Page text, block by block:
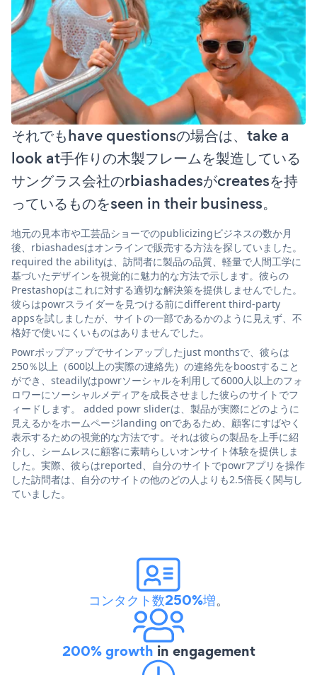
それでもhave questionsの場合は、take a
look at手作りの木製フレームを製造している
サングラス会社のrbiashadesがcreatesを持
っているものをseen in their business。
地元の見本市や工芸品ショーでのpublicizingビジネスの数か月
後、rbiashadesはオンラインで販売する方法を探していました。
required the abilityは、訪問者に製品の品質、軽量で人間工学に
基づいたデザインを視覚的に魅力的な方法で示します。彼らの
Prestashopはこれに対する適切な解決策を提供しませんでした。
彼らはpowrスライダーを見つける前にdifferent third-party
appsを試しましたが、サイトの一部であるかのように見えず、不
格好で使いにくいものはありませんでした。
Powrポップアップでサインアップしたjust monthsで、彼らは
250％以上（600以上の実際の連絡先）の連絡先をboostすること
ができ、steadilyはpowrソーシャルを利用して6000人以上のフォ
ロワーにソーシャルメディアを成長させました彼らのサイトでフ
ィードします。 added powr sliderは、製品が実際にどのように
見えるかをホームページlanding onであるため、顧客にすばやく
表示するための視覚的な方法です。それは彼らの製品を上手に紹
介し、シームレスに顧客に素晴らしいオンサイト体験を提供しま
した。実際、彼らはreported、自分のサイトでpowrアプリを操作
した訪問者は、自分のサイトの他のどの人よりも2.5倍長く関与し
ていました。
コンタクト数250%増。
200% growth in engagement